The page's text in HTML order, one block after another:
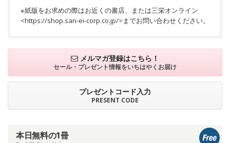
※紙版をお求めの際はお近くの書店、または三栄オンライン
<https://shop.san-ei-corp.co.jp/>までお問い合わせください。
メルマガ登録はこちら！
セール・プレゼント情報をいちはやくお届け
プレゼントコード入力
PRESENT CODE
本日無料の1冊